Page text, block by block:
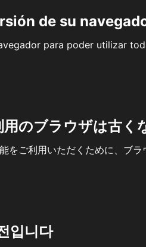
de su
para poder utilizar
のブラウザは古く
をご利用いただくために、ブラ
입니다